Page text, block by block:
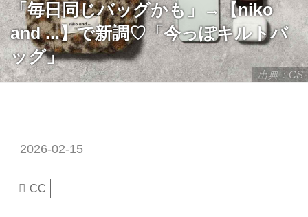
出典：CS
「毎日同じバッグかも」→【niko
and ...】で新調♡「今っぽキルトバ
ッグ」
2026-02-15
CC